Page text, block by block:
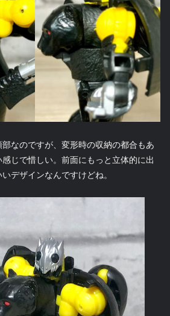
なのですが、変形時の収納の都合もあ
じで惜しい。前面にもっと立体的に出
デザインなんですけどね。